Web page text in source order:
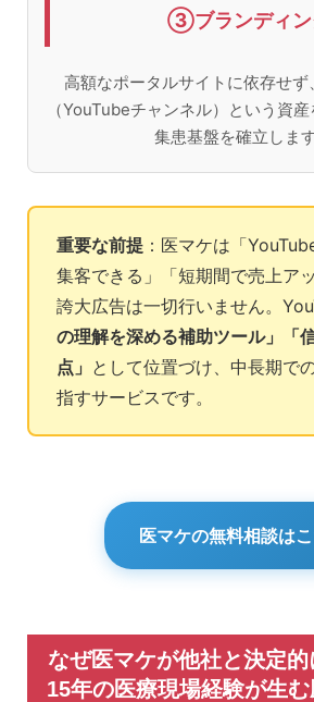
③ブランディン
高額なポータルサイトに依存せず
（YouTubeチャンネル）という資
集患基盤を確立します
重要な前提 ：医マケは「
集客できる」「短期間で売上ア
誇大広告は一切行いません。
の理解を深める補助ツール」「
点」 として位置づけ、中長期で
指すサービスです。
医マケの無料相談は
なぜ医マケが他社と決定的
15年の医療現場経験が生